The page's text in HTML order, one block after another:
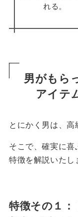
れる。
男がもら
アイテ
とにかく男は、高
そこで、確実に
特徴を解説いたし
特徴その１